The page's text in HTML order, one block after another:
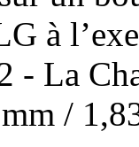
à
- La
/